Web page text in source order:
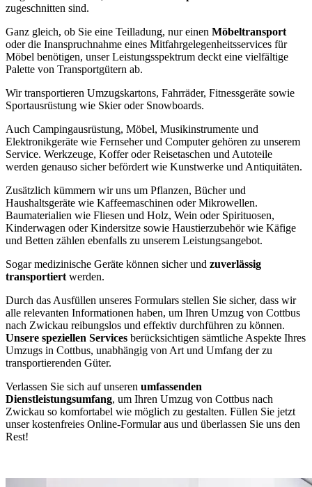
zugeschnitten sind.
Ganz gleich, ob Sie eine Teilladung, nur einen Möbeltransport
oder die Inanspruchnahme eines Mitfahrgelegenheitsservices für
Möbel benötigen, unser Leistungsspektrum deckt eine vielfältige
Palette von Transportgütern ab.
Wir transportieren Umzugskartons, Fahrräder, Fitnessgeräte sowie
Sportausrüstung wie Skier oder Snowboards.
Auch Campingausrüstung, Möbel, Musikinstrumente und
Elektronikgeräte wie Fernseher und Computer gehören zu unserem
Service. Werkzeuge, Koffer oder Reisetaschen und Autoteile
werden genauso sicher befördert wie Kunstwerke und Antiquitäten.
Zusätzlich kümmern wir uns um Pflanzen, Bücher und
Haushaltsgeräte wie Kaffeemaschinen oder Mikrowellen.
Baumaterialien wie Fliesen und Holz, Wein oder Spirituosen,
Kinderwagen oder Kindersitze sowie Haustierzubehör wie Käfige
und Betten zählen ebenfalls zu unserem Leistungsangebot.
Sogar medizinische Geräte können sicher und zuverlässig
transportiert werden.
Durch das Ausfüllen unseres Formulars stellen Sie sicher, dass wir
alle relevanten Informationen haben, um Ihren Umzug von Cottbus
nach Zwickau reibungslos und effektiv durchführen zu können.
Unsere speziellen Services berücksichtigen sämtliche Aspekte Ihres
Umzugs in Cottbus, unabhängig von Art und Umfang der zu
transportierenden Güter.
Verlassen Sie sich auf unseren umfassenden
Dienstleistungsumfang, um Ihren Umzug von Cottbus nach
Zwickau so komfortabel wie möglich zu gestalten. Füllen Sie jetzt
unser kostenfreies Online-Formular aus und überlassen Sie uns den
Rest!